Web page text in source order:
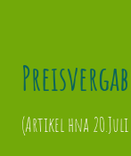
(Artikel hna 20.Juli